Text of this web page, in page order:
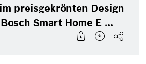
preisgekrönten Design
Smart Home E ...